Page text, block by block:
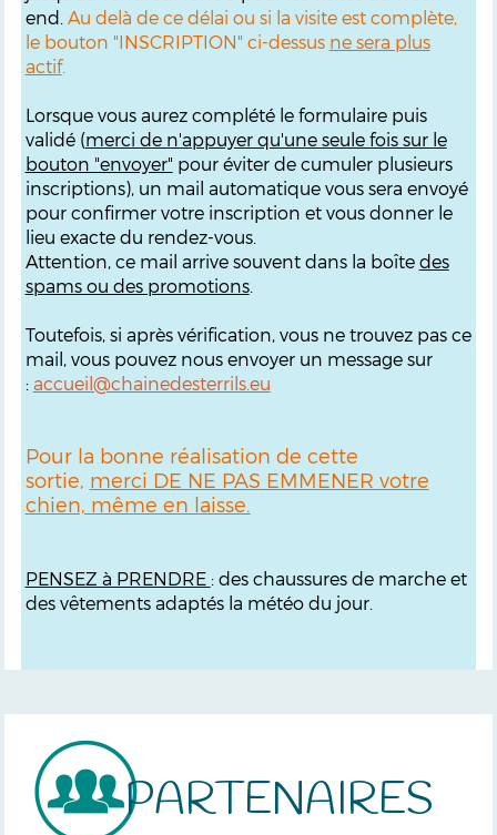
end. Au delà de ce délai ou si la visite est complète,
le bouton "INSCRIPTION" ci-dessus ne sera plus
actif.
Lorsque vous aurez complété le formulaire puis
validé (merci de n'appuyer qu'une seule fois sur le
bouton "envoyer" pour éviter de cumuler plusieurs
inscriptions), un mail automatique vous sera envoyé
pour confirmer votre inscription et vous donner le
lieu exacte du rendez-vous.
Attention, ce mail arrive souvent dans la boîte des
spams ou des promotions.
Toutefois, si après vérification, vous ne trouvez pas ce
mail, vous pouvez nous envoyer un message sur
: accueil@chainedesterrils.eu
Pour la bonne réalisation de cette
sortie, merci DE NE PAS EMMENER votre
chien, même en laisse.
PENSEZ à PRENDRE : des chaussures de marche et
des vêtements adaptés la météo du jour.
PARTENAIRES